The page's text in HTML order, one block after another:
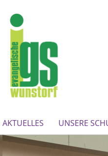
AKTUELLES UNSERE